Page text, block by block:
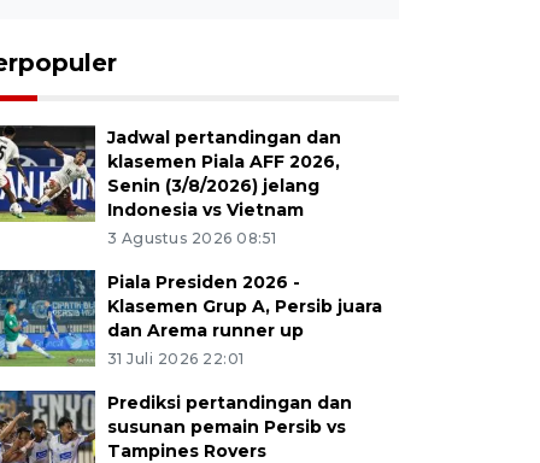
Jadwal pertandingan dan
klasemen Piala AFF 2026,
Senin (3/8/2026) jelang
Indonesia vs Vietnam
3 Agustus 2026 08:51
Piala Presiden 2026 -
Klasemen Grup A, Persib juara
dan Arema runner up
31 Juli 2026 22:01
Prediksi pertandingan dan
susunan pemain Persib vs
Tampines Rovers